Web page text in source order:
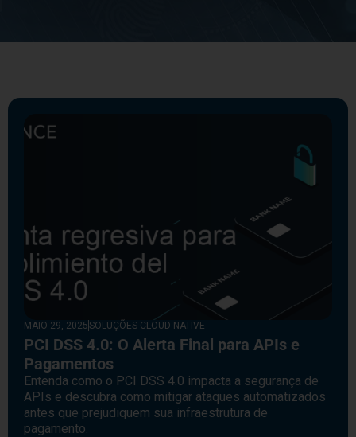
MAIO 29, 2025 SOLUÇÕES CLOUD-NATIVE
PCI DSS 4.0: O Alerta Final para APIs e
Pagamentos
Entenda como o PCI DSS 4.0 impacta a segurança de
APIs e descubra como mitigar ataques automatizados
antes que prejudiquem sua infraestrutura de
pagamento.